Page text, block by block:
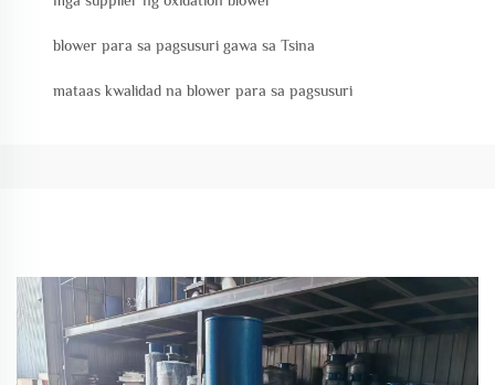
blower para sa pagsusuri gawa sa Tsina
mataas kwalidad na blower para sa pagsusuri